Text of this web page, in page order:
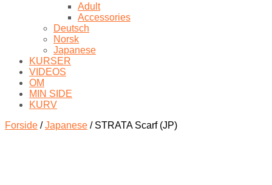
Adult
Accessories
Deutsch
Norsk
Japanese
KURSER
VIDEOS
OM
MIN SIDE
KURV
Forside /Japanese / STRATA Scarf (JP)